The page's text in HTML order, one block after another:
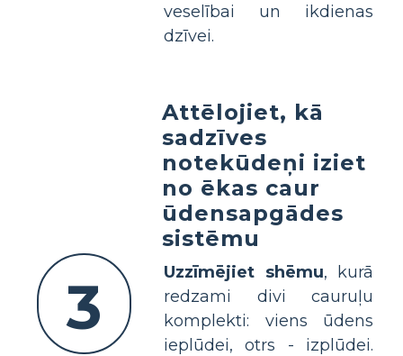
veselībai un ikdienas
dzīvei.
3
Attēlojiet, kā
sadzīves
notekūdeņi iziet
no ēkas caur
ūdensapgādes
sistēmu
Uzzīmējiet shēmu, kurā
redzami divi cauruļu
komplekti: viens ūdens
ieplūdei, otrs - izplūdei.